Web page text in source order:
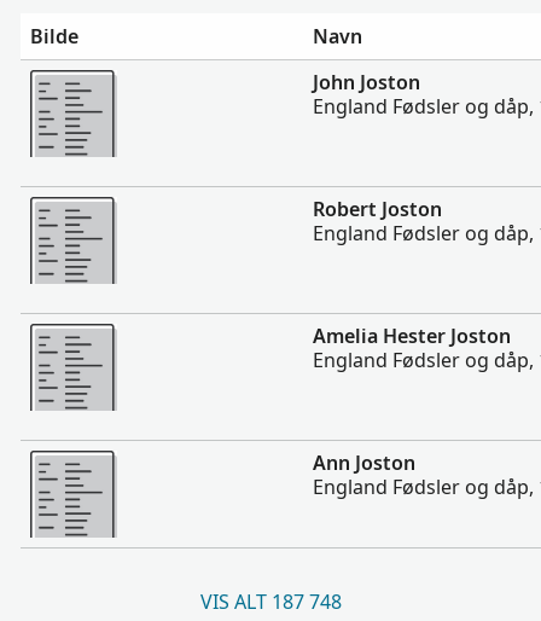
Bilde
Navn
Flere
John Joston
England Fødsler og dåp,
Flere
Robert Joston
England Fødsler og dåp,
Flere
Amelia Hester Joston
England Fødsler og dåp,
Flere
Ann Joston
England Fødsler og dåp,
VIS ALT 187 748